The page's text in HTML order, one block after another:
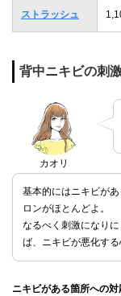
ストラッシュ
背中ニキビの刺
カオリ
基本的にはニキビが
ロンがほとんどよ。
なるべく刺激になり
ば、ニキビが悪化する
ニキビがある箇所への